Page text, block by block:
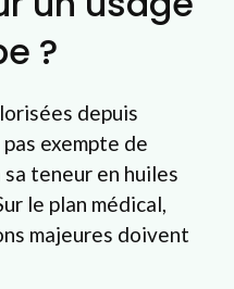
?
depuis
pas exempte de
teneur en huiles
le plan médical,
majeures doivent